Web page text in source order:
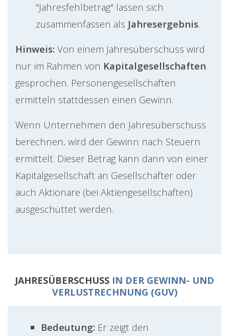
"Jahresfehlbetrag" lassen sich
zusammenfassen als Jahresergebnis.
Hinweis: Von einem Jahresüberschuss wird
nur im Rahmen von Kapitalgesellschaften
gesprochen. Personengesellschaften
ermitteln stattdessen einen Gewinn.
Wenn Unternehmen den Jahresüberschuss
berechnen, wird der Gewinn nach Steuern
ermittelt. Dieser Betrag kann dann von einer
Kapitalgesellschaft an Gesellschafter oder
auch Aktionäre (bei Aktiengesellschaften)
ausgeschüttet werden.
JAHRESÜBERSCHUSS IN DER GEWINN- UND
VERLUSTRECHNUNG (GUV)
Bedeutung: Er zeigt den